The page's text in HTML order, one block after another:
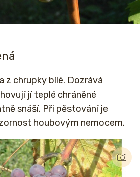
z chrupky bílé. Dozrává
jí teplé chráněné
snáší. Při pěstování je
houbovým nemocem.